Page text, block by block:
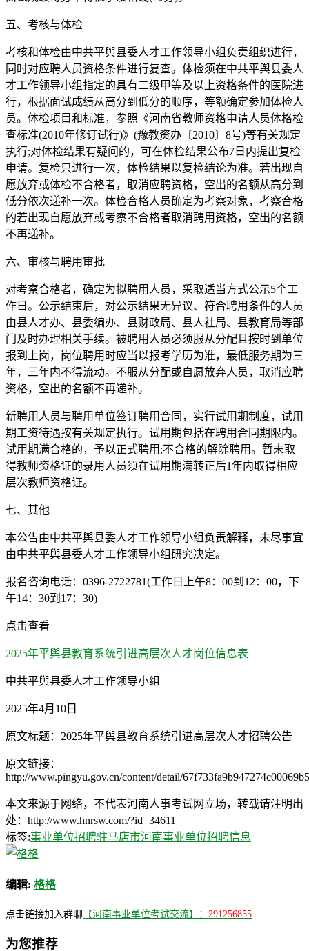
五、考核与体检
考核和体检由中共平舆县委人才工作领导小组负责组织进行，
同时对应聘人员资格条件进行复查。体检须在中共平舆县委人
才工作领导小组指定的具有二级甲等及以上资格条件的医院进
行，根据面试成绩从高分到低分的顺序，等额确定参加体检人
员。体检项目和标准，参照《河南省教师资格申请人员体格检
查标准(2010年修订试行)》(豫教资办〔2010〕8号)等有关规定
执行;对体检结果有疑问的，可在体检结果公布7日内提出复检
申请。复检只进行一次，体检结果以复检结论为准。若出现自
愿放弃或体检不合格者，取消应聘资格，空出的名额从高分到
低分依次递补一次。体检合格人员确定为考察对象，考察合格
的若出现自愿放弃或考察不合格者取消聘用资格，空出的名额
不再递补。
六、审核与聘用审批
对考察合格者，确定为拟聘用人员，采取适当方式公示5个工
作日。公示结束后，对公示结果无异议、符合聘用条件的人员
由县人才办、县委编办、县财政局、县人社局、县教育局等部
门及时办理相关手续。被聘用人员必须服从分配且按时到单位
报到上岗，岗位聘用时应当以报考学历为准，最低服务期为三
年，三年内不得流动。不服从分配或自愿放弃人员，取消应聘
资格，空出的名额不再递补。
新聘用人员与聘用单位签订聘用合同，实行试用期制度，试用
期工资待遇按有关规定执行。试用期包括在聘用合同期限内。
试用期满合格的，予以正式聘用;不合格的解除聘用。暂未取
得教师资格证的录用人员须在试用期满转正后1年内取得相应
层次教师资格证。
七、其他
本公告由中共平舆县委人才工作领导小组负责解释，未尽事宜
由中共平舆县委人才工作领导小组研究决定。
报名咨询电话：0396-2722781(工作日上午8：00到12：00，下
午14：30到17：30)
点击查看
2025年平舆县教育系统引进高层次人才岗位信息表
中共平舆县委人才工作领导小组
2025年4月10日
原文标题：2025年平舆县教育系统引进高层次人才招聘公告
原文链接：
http://www.pingyu.gov.cn/content/detail/
本文来源于网络，不代表河南人事考试网立场，转载请注明出
处：http://www.hnrsw.com/?id=34611
标签:事业单位招聘驻马店市河南事业单位招聘信息
编辑: 格格
点击链接加入群聊 【河南事业单位考试交流】： 291256855
为您推荐